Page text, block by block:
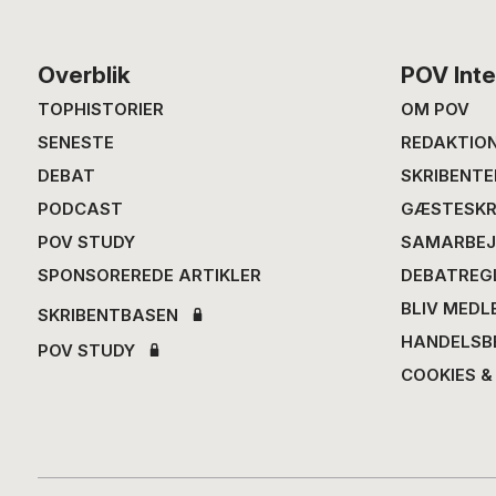
Footer
Overblik
TOPHISTORIER
SENESTE
DEBAT
PODCAST
POV STUDY
SPONSOREREDE ARTIKLER
SKRIBENTBASEN
POV STUDY
POV
OM POV
BLIV
COOKIES